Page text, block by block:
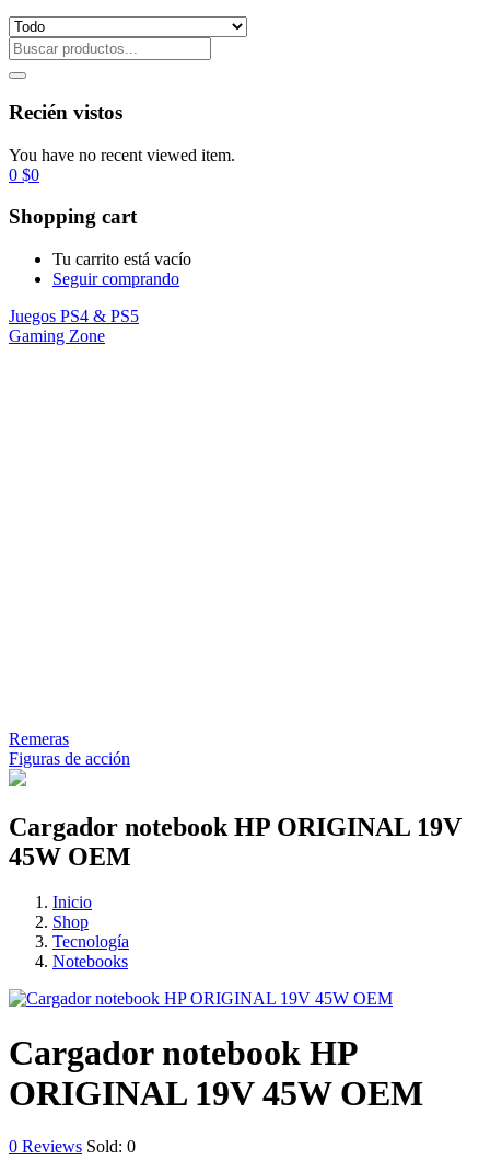
Recién vistos
You have no recent viewed item.
0 $0
Shopping cart
Tu carrito está vacío
Seguir comprando
Juegos PS4 & PS5
Gaming Zone
Remeras
Figuras de acción
Cargador notebook HP ORIGINAL 19V
45W OEM
Inicio
Shop
Tecnología
Notebooks
Cargador notebook HP
ORIGINAL 19V 45W OEM
0 Reviews Sold: 0